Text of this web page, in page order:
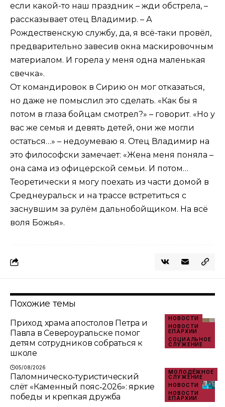
если какой-то наш праздник – жди обстрела, –
рассказывает отец Владимир. – А
Рождественскую службу, да, я всё-таки провёл,
предварительно завесив окна маскировочным
материалом. И горела у меня одна маленькая
свечка».
От командировок в Сирию он мог отказаться,
но даже не помыслил это сделать. «Как бы я
потом в глаза бойцам смотрел?» – говорит. «Но у
вас же семья и девять детей, они же могли
остаться…» – недоумеваю я. Отец Владимир на
это философски замечает: «Жена меня поняла –
она сама из офицерской семьи. И потом…
Теоретически я могу поехать из части домой в
Среднеуральск и на трассе встретиться с
заснувшим за рулём дальнобойщиком. На всё
воля Божья».
Похожие темы
НОВОСТИ
НОВОСТИ
ЕПАРХИИ
СОЦИАЛЬНОЕ
СЛУЖЕНИЕ
Приход храма апостолов Петра и
Павла в Североуральске помог
детям сотрудников собраться к
школе
05/08/2026
МОЛОДЁЖНОЕ
СЛУЖЕНИЕ
НОВОСТИ
НОВОСТИ
ЕПАРХИИ
Паломническо‑туристический
слёт «Каменный пояс‑2026»: яркие
победы и крепкая дружба